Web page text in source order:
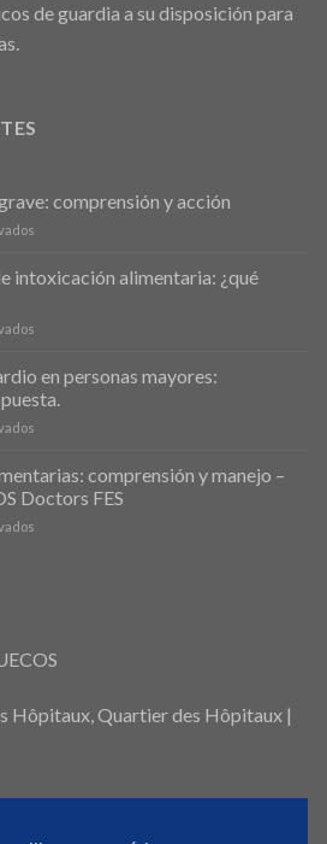
de guardia a su disposición para
comprensión y acción
sévère
intoxicación alimentaria: ¿qué
d’intoxication
que
faire
en personas mayores:
Cardiaque
les
comprensión y manejo –
Doctors FES
–
appel
à
Hôpitaux, Quartier des Hôpitaux |